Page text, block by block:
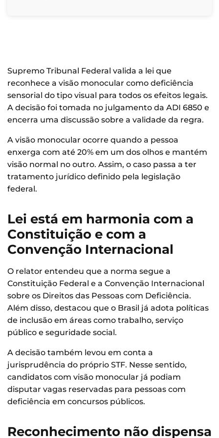
Supremo Tribunal Federal valida a lei que
reconhece a visão monocular como deficiência
sensorial do tipo visual para todos os efeitos legais.
A decisão foi tomada no julgamento da ADI 6850 e
encerra uma discussão sobre a validade da regra.
A visão monocular ocorre quando a pessoa
enxerga com até 20% em um dos olhos e mantém
visão normal no outro. Assim, o caso passa a ter
tratamento jurídico definido pela legislação
federal.
Lei está em harmonia com a
Constituição e com a
Convenção Internacional
O relator entendeu que a norma segue a
Constituição Federal e a Convenção Internacional
sobre os Direitos das Pessoas com Deficiência.
Além disso, destacou que o Brasil já adota políticas
de inclusão em áreas como trabalho, serviço
público e seguridade social.
A decisão também levou em conta a
jurisprudência do próprio STF. Nesse sentido,
candidatos com visão monocular já podiam
disputar vagas reservadas para pessoas com
deficiência em concursos públicos.
Reconhecimento não dispensa